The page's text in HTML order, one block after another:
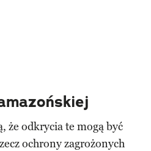
że odkrycia te mogą być
ochrony zagrożonych